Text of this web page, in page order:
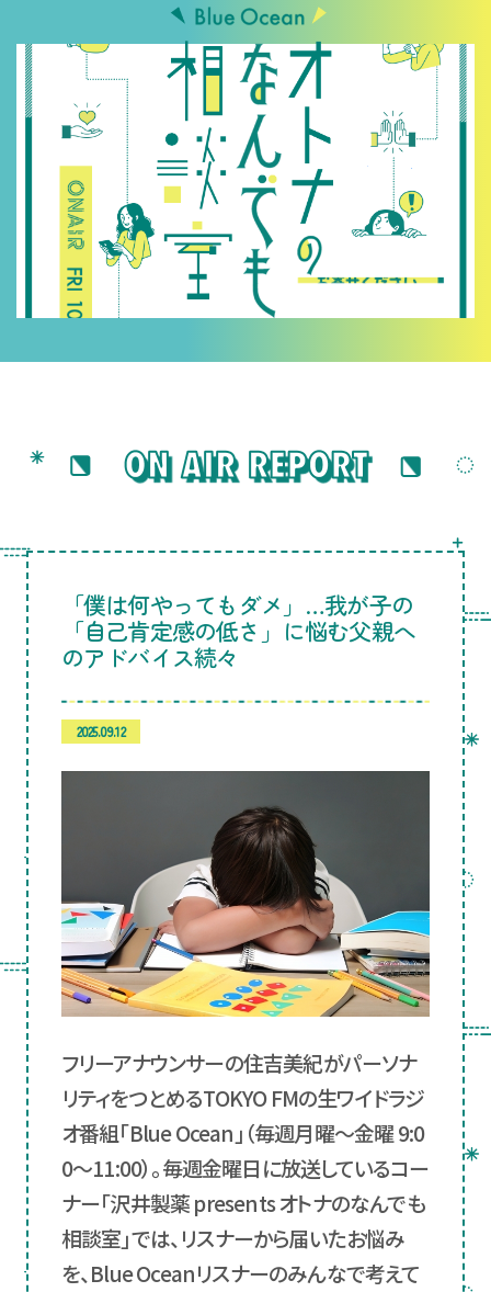
メッセージをお寄
「僕は何やってもダメ」…我が子の
「自己肯定感の低さ」に悩む父親へ
のアドバイス続々
2025.09.12
フリーアナウンサーの住吉美紀がパーソナ
リティをつとめるTOKYO FMの生ワイドラジ
オ番組「Blue Ocean」（毎週月曜～金曜 9:0
0～11:00）。毎週金曜日に放送しているコー
ナー「沢井製薬 presents オトナのなんでも
相談室」では、リスナーから届いたお悩み
を、Blue Oceanリスナーのみんなで考えて